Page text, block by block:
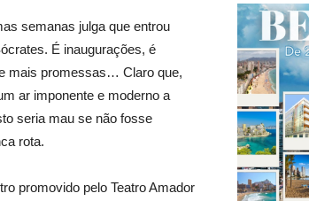
semanas julga que entrou
É inaugurações, é
mais promessas… Claro que,
ar imponente e moderno a
seria mau se não fosse
rota.
promovido pelo Teatro Amador